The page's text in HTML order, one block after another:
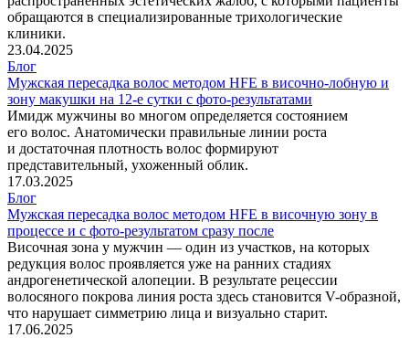
обращаются в специализированные трихологические
клиники.
23.04.2025
Блог
Мужская пересадка волос методом HFE в височно-лобную и
зону макушки на 12-е сутки с фото-результатами
Имидж мужчины во многом определяется состоянием
его волос. Анатомически правильные линии роста
и достаточная плотность волос формируют
представительный, ухоженный облик.
17.03.2025
Блог
Мужская пересадка волос методом HFE в височную зону в
процессе и с фото-результатом сразу после
Височная зона у мужчин — один из участков, на которых
редукция волос проявляется уже на ранних стадиях
андрогенетической алопеции. В результате рецессии
волосяного покрова линия роста здесь становится V-образной,
что нарушает симметрию лица и визуально старит.
17.06.2025